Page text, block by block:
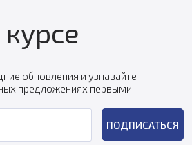
обновления и узнавайте
предложениях первыми
ПОДПИСАТЬСЯ